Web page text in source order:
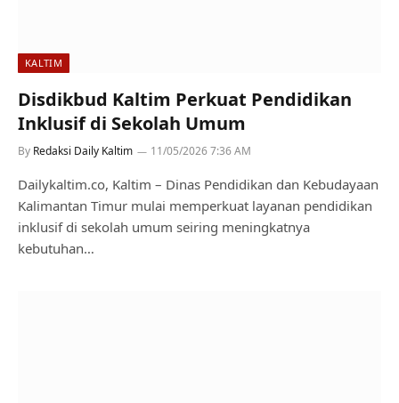
KALTIM
Disdikbud Kaltim Perkuat Pendidikan
Inklusif di Sekolah Umum
By Redaksi Daily Kaltim 11/05/2026 7:36 AM
Dailykaltim.co, Kaltim – Dinas Pendidikan dan Kebudayaan
Kalimantan Timur mulai memperkuat layanan pendidikan
inklusif di sekolah umum seiring meningkatnya
kebutuhan…